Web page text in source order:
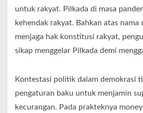
untuk rakyat. Pilkada di masa
kehendak rakyat. Bahkan atas nama
menjaga hak konstitusi rakyat,
sikap menggelar Pilkada demi
Kontestasi politik dalam demokrasi
pengaturan baku untuk menjamin
kecurangan. Pada prakteknya